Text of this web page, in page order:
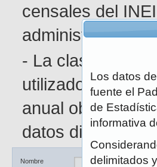
censales del
administrativa
- La clasificación
utilizado en el
anual obedece a
datos
Nombre
Los datos
fuente el
de
informativa
delimitados